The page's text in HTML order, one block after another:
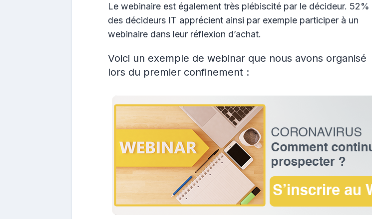
Le webinaire est également très plébiscité par le décideur. 52%
des décideurs IT apprécient ainsi par exemple participer à un
webinaire dans leur réflexion d’achat.
Voici un exemple de webinar que nous avons organisé
lors du premier confinement :